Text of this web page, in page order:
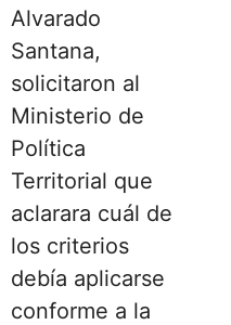
Alvarado
Santana,
solicitaron al
Ministerio de
Política
Territorial que
aclarara cuál de
los criterios
debía aplicarse
conforme a la